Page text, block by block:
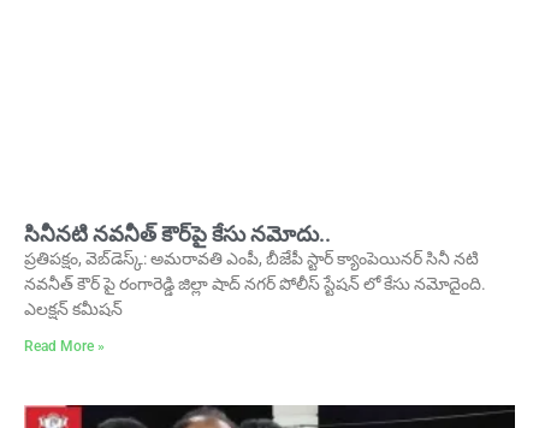
సినీనటి నవనీత్ కౌర్‌పై కేసు నమోదు..
ప్రతిపక్షం, వెబ్‌డెస్క్: అమరావతి ఎంపీ, బీజేపీ స్టార్ క్యాంపెయినర్ సినీ నటి
నవనీత్ కౌర్ పై రంగారెడ్డి జిల్లా షాద్ నగర్ పోలీస్ స్టేషన్ లో కేసు నమోదైంది.
ఎలక్షన్ కమీషన్
Read More »